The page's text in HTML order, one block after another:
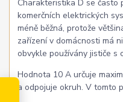
Charakteristika D se často
komerčních elektrických
méně běžná, protože
zařízení v domácnosti má
obvykle používány jističe s
Hodnota 10 A určuje
a odpojuje okruh. V tomto